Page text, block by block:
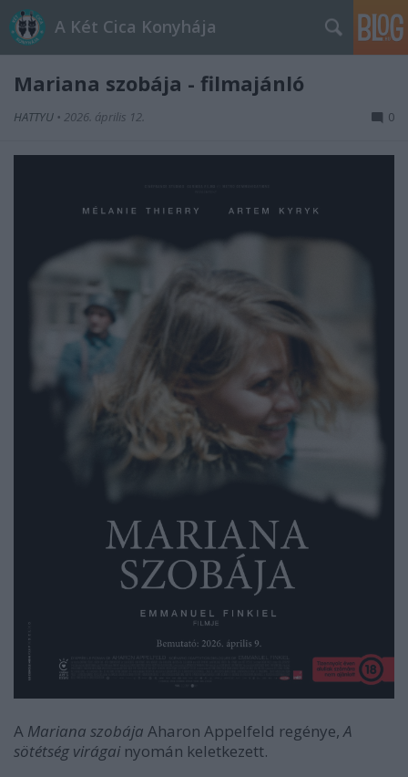
A Két Cica Konyhája
Mariana szobája - filmajánló
HATTYU • 2026. április 12. 0
A Mariana szobája Aharon Appelfeld regénye,A
sötétség virágai nyomán keletkezett.